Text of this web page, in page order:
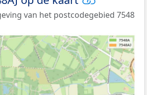
van het postcodegebied 7548